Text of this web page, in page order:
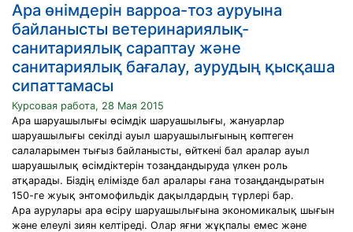
Ара өнімдерін варроа-тоз ауруына
байланысты ветеринариялық-
санитариялық сараптау және
санитариялық бағалау, аурудың қысқаша
сипаттамасы
Курсовая работа, 28 Мая 2015
Ара шаруашылығы өсімдік шаруашылығы, жануарлар
шаруашылығы секілді ауыл шаруашылығының көптеген
салаларымен тығыз байланысты, өйткені бал аралар ауыл
шаруашылық өсімдіктерін тозаңдандыруда үлкен роль
атқарады. Біздің елімізде бал аралары ғана тозаңдандыратын
150-ге жуық энтомофильдік дақылдардың түрлері бар.
Ара аурулары ара өсіру шаруашылығына экономикалық шығын
және елеулі зиян келтіреді. Олар яғни жұқпалы емес және